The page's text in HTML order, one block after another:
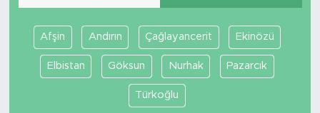
Afşin Andırın Çağlayancerit Ekinözü
Elbistan Göksun Nurhak Pazarcık
Türkoğlu